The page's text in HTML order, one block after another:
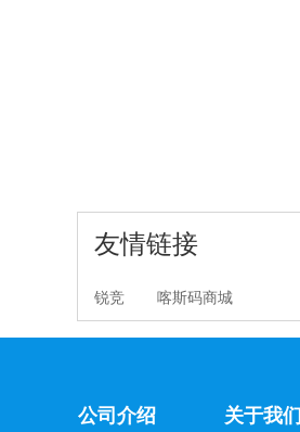
友情链接
锐竞 喀斯码商城
公司介绍 关于我们